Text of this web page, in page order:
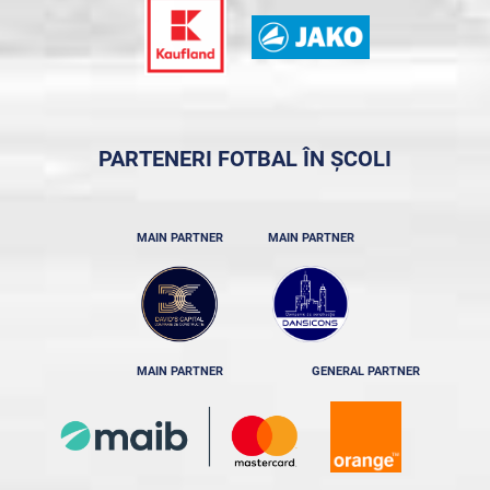
PARTENERI FOTBAL ÎN ȘCOLI
MAIN PARTNER MAIN PARTNER
MAIN PARTNER GENERAL PARTNER